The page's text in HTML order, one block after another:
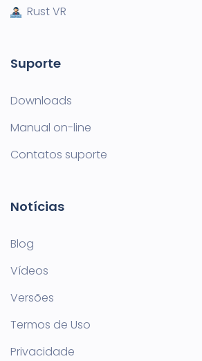
Rust VR
Suporte
Downloads
Manual on-line
Contatos suporte
Notícias
Blog
Vídeos
Versões
Termos de Uso
Privacidade